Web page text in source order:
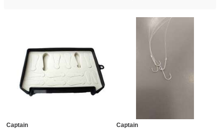
Captain
Captain